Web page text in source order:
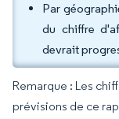
Par
du chiffre
devrait
Remarque : Les
prévisions de ce